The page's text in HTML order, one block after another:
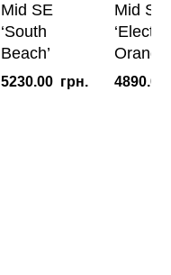
Mid SE
‘South
Beach’
5230.00 грн.
Mid SE
‘Electro
Orange’
4890.00